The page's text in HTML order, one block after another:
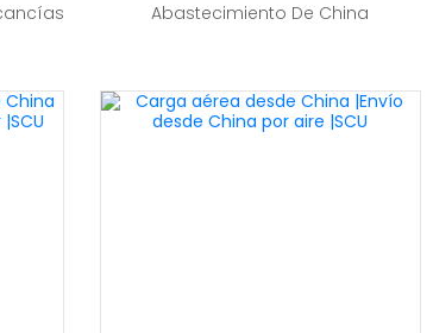
Abastecimiento De China